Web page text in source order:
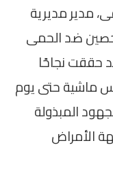
مدير مديرية
ضد الحمى
حققت نجاحًا
تحصين 77 ألف رأس ماشية حتى يوم
المبذولة
الأمراض